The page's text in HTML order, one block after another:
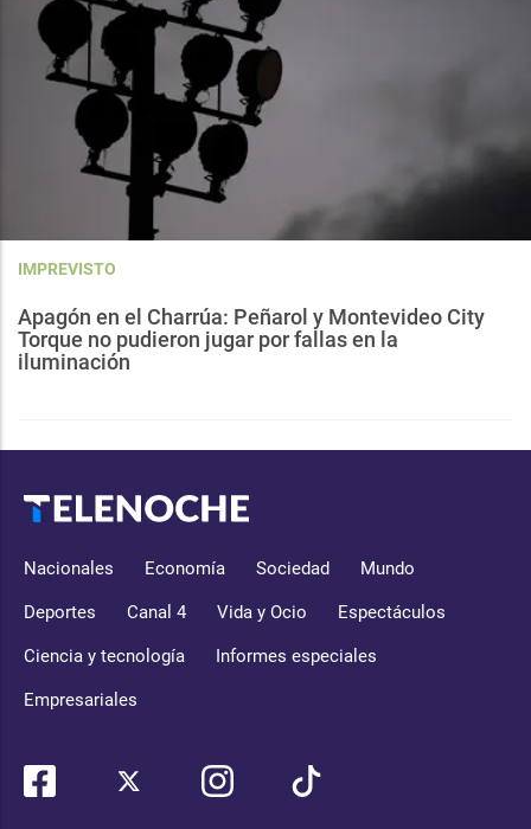
IMPREVISTO
Apagón en el Charrúa: Peñarol y Montevideo City
Torque no pudieron jugar por fallas en la
iluminación
Nacionales Economía Sociedad Mundo
Deportes Canal 4 Vida y Ocio Espectáculos
Ciencia y tecnología Informes especiales
Empresariales